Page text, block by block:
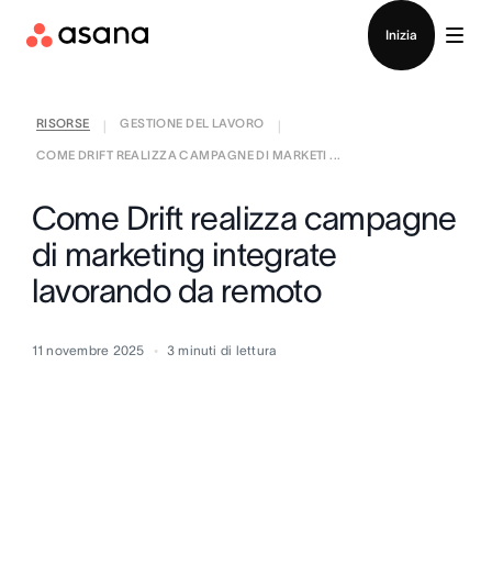
Inizia
RISORSE GESTIONE DEL LAVORO
COME DRIFT REALIZZA CAMPAGNE DI MARKETI ...
Come Drift realizza campagne
di marketing integrate
lavorando da remoto
11 novembre 2025 3 minuti di lettura